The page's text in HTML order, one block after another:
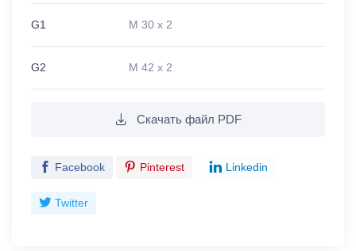
G1 M 30 x 2
G2 M 42 x 2
Скачать файл PDF
Facebook Pinterest Linkedin
Twitter